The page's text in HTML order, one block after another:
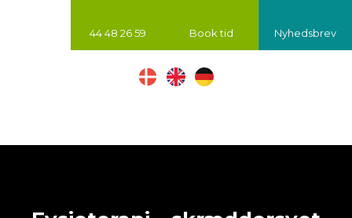
44 48 26 59 Book tid Nyhedsbrev